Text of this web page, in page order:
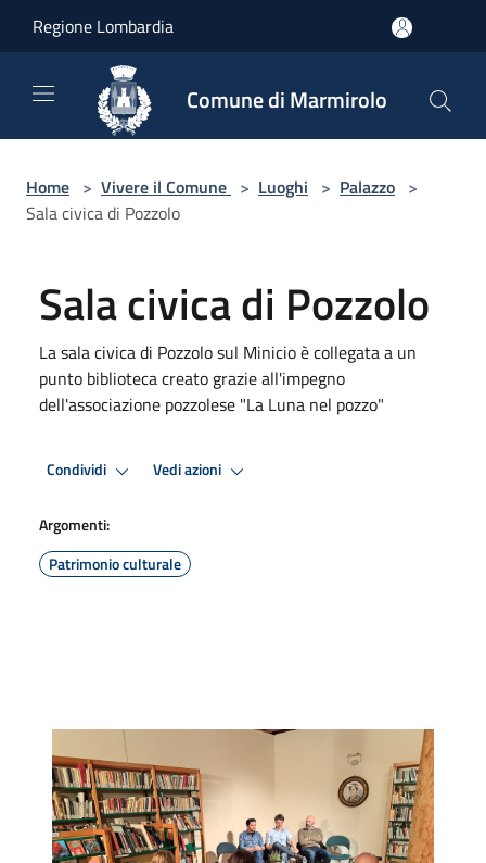
Regione Lombardia
Comune di Marmirolo
Home > Vivere il Comune > Luoghi > Palazzo >
Sala civica di Pozzolo
Sala civica di Pozzolo
La sala civica di Pozzolo sul Minicio è collegata a un
punto biblioteca creato grazie all'impegno
dell'associazione pozzolese "La Luna nel pozzo"
Condividi Vedi azioni
Argomenti:
Patrimonio culturale